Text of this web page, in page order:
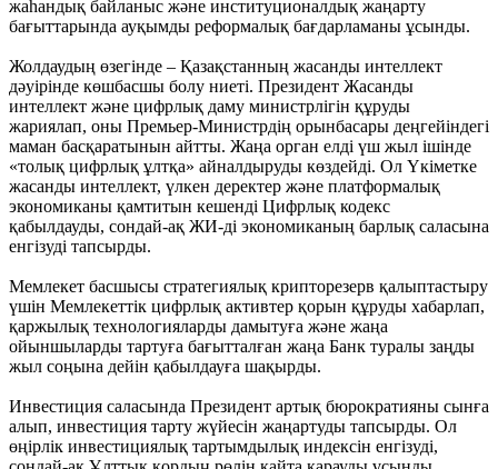
жаһандық байланыс және институционалдық жаңарту
бағыттарында ауқымды реформалық бағдарламаны ұсынды.
Жолдаудың өзегінде – Қазақстанның жасанды интеллект
дәуірінде көшбасшы болу ниеті. Президент Жасанды
интеллект және цифрлық даму министрлігін құруды
жариялап, оны Премьер-Министрдің орынбасары деңгейіндегі
маман басқаратынын айтты. Жаңа орган елді үш жыл ішінде
«толық цифрлық ұлтқа» айналдыруды көздейді. Ол Үкіметке
жасанды интеллект, үлкен деректер және платформалық
экономиканы қамтитын кешенді Цифрлық кодекс
қабылдауды, сондай-ақ ЖИ-ді экономиканың барлық саласына
енгізуді тапсырды.
Мемлекет басшысы стратегиялық крипторезерв қалыптастыру
үшін Мемлекеттік цифрлық активтер қорын құруды хабарлап,
қаржылық технологияларды дамытуға және жаңа
ойыншыларды тартуға бағытталған жаңа Банк туралы заңды
жыл соңына дейін қабылдауға шақырды.
Инвестиция саласында Президент артық бюрократияны сынға
алып, инвестиция тарту жүйесін жаңартуды тапсырды. Ол
өңірлік инвестициялық тартымдылық индексін енгізуді,